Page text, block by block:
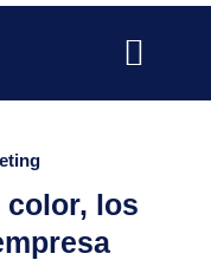
color, los